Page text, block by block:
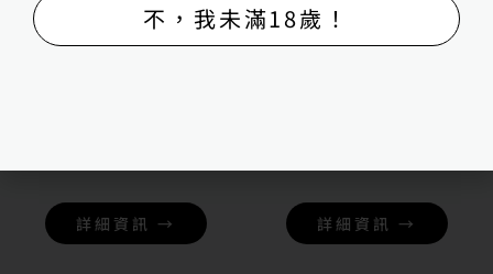
詳細資訊 → 詳細資訊 →
不，我未滿18歲！